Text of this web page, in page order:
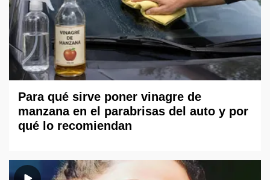
Para qué sirve poner vinagre de
manzana en el parabrisas del auto y por
qué lo recomiendan